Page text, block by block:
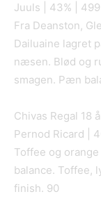
Juuls | 43% |
Fra Deanston,
Dailuaine lagret
næsen. Blød og
smagen. Pæn
Chivas Regal 18
Pernod Ricard |
Toffee og
balance. Toffee,
finish. 90